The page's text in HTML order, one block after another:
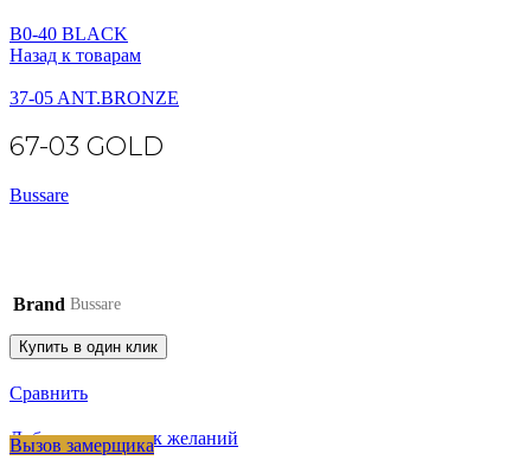
B0-40 BLACK
Назад к товарам
37-05 ANT.BRONZE
67-03 GOLD
Bussare
Brand Bussare
Купить в один клик
Сравнить
Добавить в список желаний
Вызов замерщика